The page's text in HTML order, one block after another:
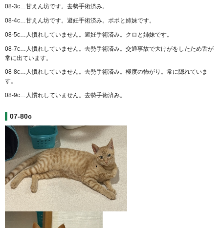
08-3c…甘えん坊です。去勢手術済み。
08-4c…甘えん坊です。避妊手術済み。ポポと姉妹です。
08-5c…人慣れしていません。避妊手術済み。クロと姉妹です。
08-7c…人慣れしていません。去勢手術済み。交通事故で大けがをしたため舌が
常に出ています。
08-8c…人慣れしていません。去勢手術済み。極度の怖がり。常に隠れていま
す。
08-9c…人慣れしていません。去勢手術済み。
07-80c